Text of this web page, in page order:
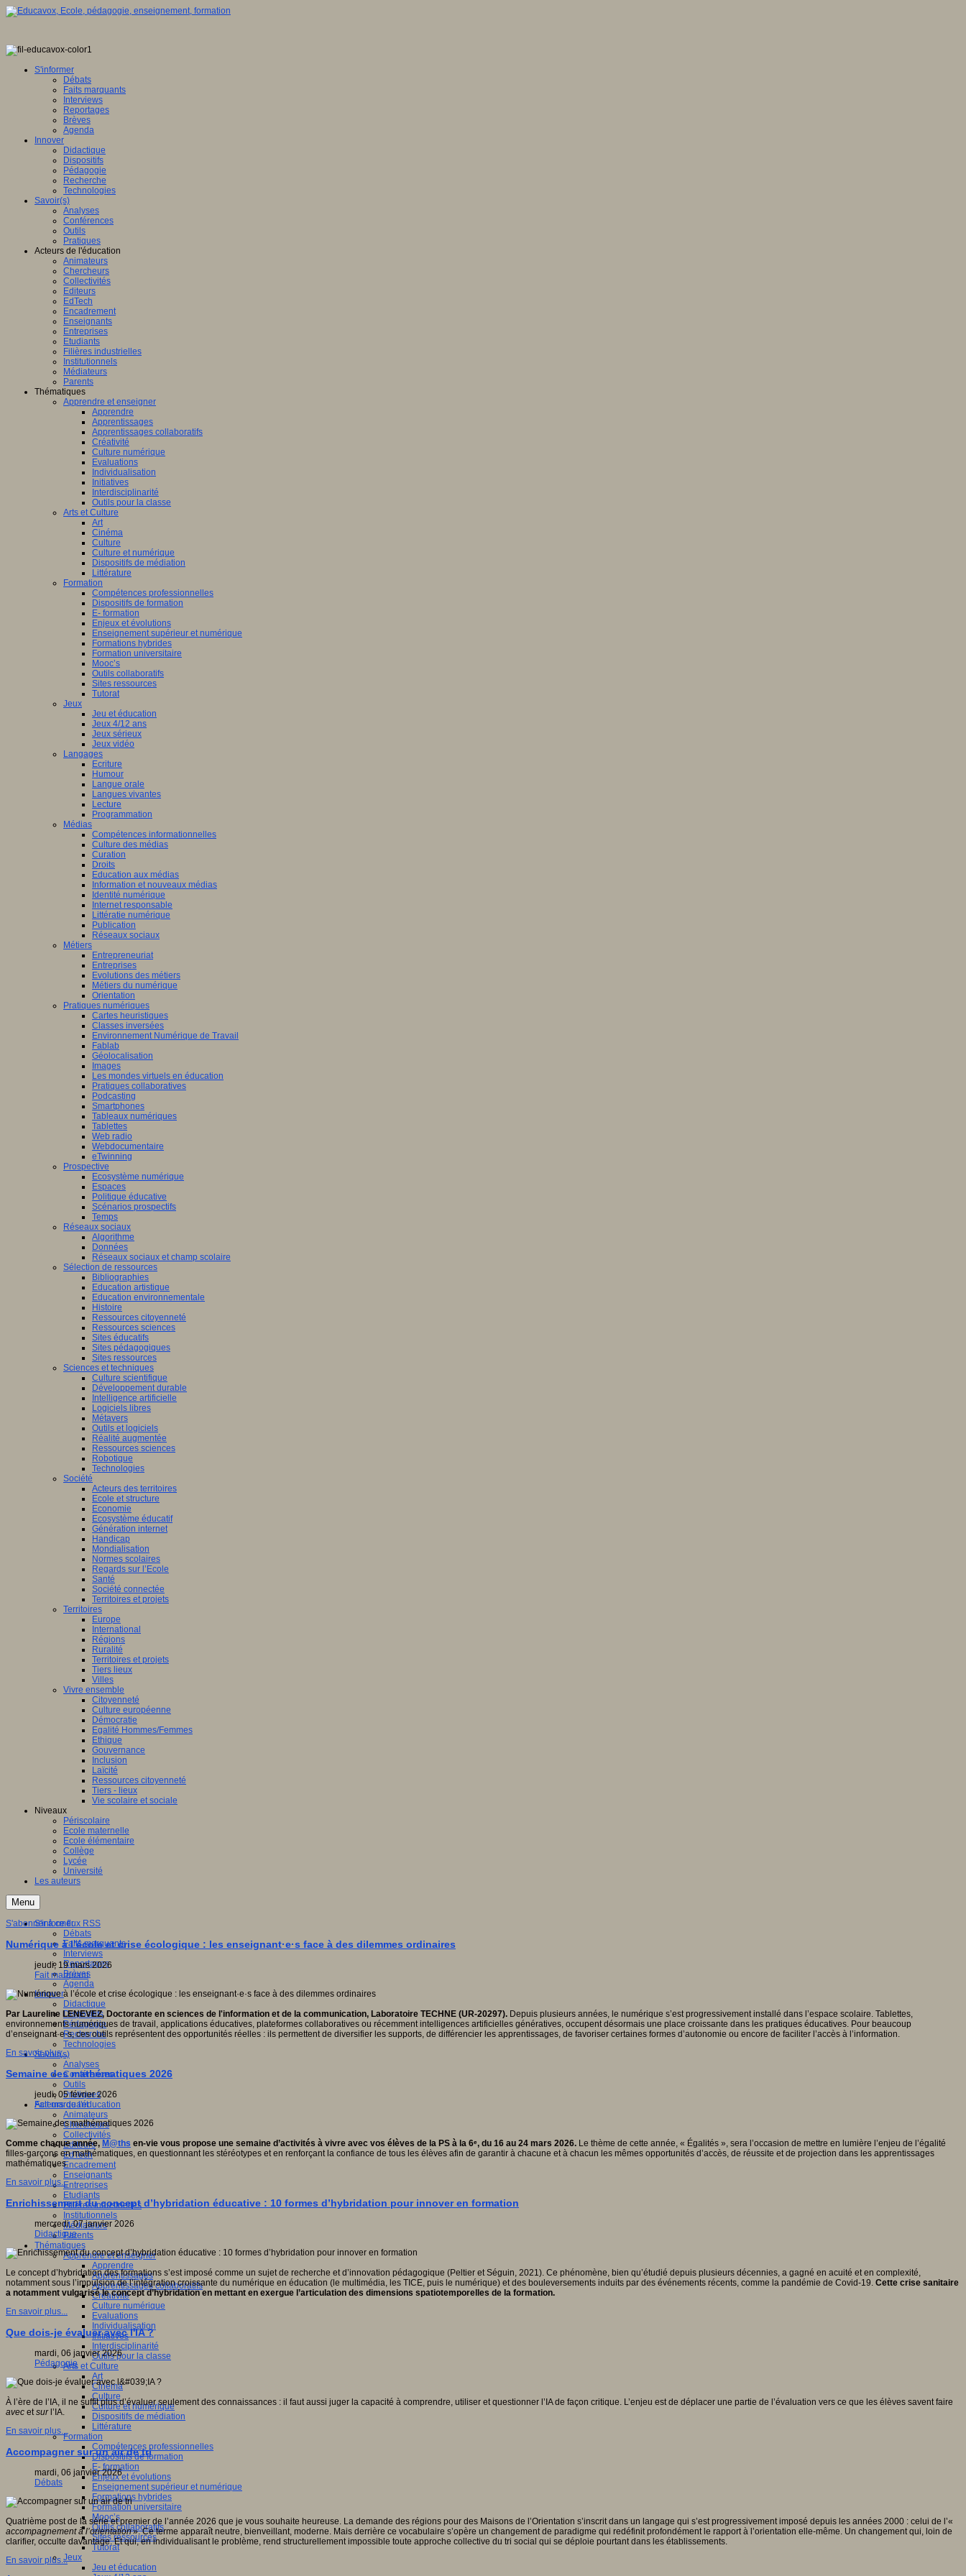
S'informer
Débats
Faits marquants
Interviews
Reportages
Brèves
Agenda
Innover
Didactique
Dispositifs
Pédagogie
Recherche
Technologies
Savoir(s)
Analyses
Conférences
Outils
Pratiques
Acteurs de l'éducation
Animateurs
Chercheurs
Collectivités
Editeurs
EdTech
Encadrement
Enseignants
Entreprises
Etudiants
Filières industrielles
Institutionnels
Médiateurs
Parents
Thématiques
Apprendre et enseigner
Apprendre
Apprentissages
Apprentissages collaboratifs
Créativité
Culture numérique
Evaluations
Individualisation
Initiatives
Interdisciplinarité
Outils pour la classe
Arts et Culture
Art
Cinéma
Culture
Culture et numérique
Dispositifs de médiation
Littérature
Formation
Compétences professionnelles
Dispositifs de formation
E- formation
Enjeux et évolutions
Enseignement supérieur et numérique
Formations hybrides
Formation universitaire
Mooc’s
Outils collaboratifs
Sites ressources
Tutorat
Jeux
Jeu et éducation
Jeux 4/12 ans
Jeux sérieux
Jeux vidéo
Langages
Ecriture
Humour
Langue orale
Langues vivantes
Lecture
Programmation
Médias
Compétences informationnelles
Culture des médias
Curation
Droits
Education aux médias
Information et nouveaux médias
Identité numérique
Internet responsable
Littératie numérique
Publication
Réseaux sociaux
Métiers
Entrepreneuriat
Entreprises
Evolutions des métiers
Métiers du numérique
Orientation
Pratiques numériques
Cartes heuristiques
Classes inversées
Environnement Numérique de Travail
Fablab
Géolocalisation
Images
Les mondes virtuels en éducation
Pratiques collaboratives
Podcasting
Smartphones
Tableaux numériques
Tablettes
Web radio
Webdocumentaire
eTwinning
Prospective
Ecosystème numérique
Espaces
Politique éducative
Scénarios prospectifs
Temps
Réseaux sociaux
Algorithme
Données
Réseaux sociaux et champ scolaire
Sélection de ressources
Bibliographies
Education artistique
Education environnementale
Histoire
Ressources citoyenneté
Ressources sciences
Sites éducatifs
Sites pédagogiques
Sites ressources
Sciences et techniques
Culture scientifique
Développement durable
Intelligence artificielle
Logiciels libres
Métavers
Outils et logiciels
Réalité augmentée
Ressources sciences
Robotique
Technologies
Société
Acteurs des territoires
Ecole et structure
Economie
Ecosystème éducatif
Génération internet
Handicap
Mondialisation
Normes scolaires
Regards sur l’Ecole
Santé
Société connectée
Territoires et projets
Territoires
Europe
International
Régions
Ruralité
Territoires et projets
Tiers lieux
Villes
Vivre ensemble
Citoyenneté
Culture européenne
Démocratie
Egalité Hommes/Femmes
Ethique
Gouvernance
Inclusion
Laïcité
Ressources citoyenneté
Tiers - lieux
Vie scolaire et sociale
Niveaux
Périscolaire
Ecole maternelle
Ecole élémentaire
Collège
Lycée
Université
Les auteurs
Menu
S'informer
Débats
Faits marquants
Interviews
Reportages
Brèves
Agenda
Innover
Didactique
Dispositifs
Pédagogie
Recherche
Technologies
Savoir(s)
Analyses
Conférences
Outils
Pratiques
Acteurs de l'éducation
Animateurs
Chercheurs
Collectivités
Editeurs
EdTech
Encadrement
Enseignants
Entreprises
Etudiants
Filières industrielles
Institutionnels
Médiateurs
Parents
Thématiques
Apprendre et enseigner
Apprendre
Apprentissages
Apprentissages collaboratifs
Créativité
Culture numérique
Evaluations
Individualisation
Initiatives
Interdisciplinarité
Outils pour la classe
Arts et Culture
Art
Cinéma
Culture
Culture et numérique
Dispositifs de médiation
Littérature
Formation
Compétences professionnelles
Dispositifs de formation
E- formation
Enjeux et évolutions
Enseignement supérieur et numérique
Formations hybrides
Formation universitaire
Mooc’s
Outils collaboratifs
Sites ressources
Tutorat
Jeux
Jeu et éducation
S'abonner à ce flux RSS
Numérique à l’école et crise écologique : les enseignant·e·s face à des dilemmes ordinaires
jeudi, 19 mars 2026
Fait marquant
Par Laureline LENEVEZ, Doctorante en sciences de l'information et de la communication, Laboratoire TECHNE (UR-20297). Depuis plusieurs années, le numérique s’est progressivement installé dans l’espace scolaire. Tablettes,
environnements numériques de travail, applications éducatives, plateformes collaboratives ou récemment intelligences artificielles génératives, occupent désormais une place croissante dans les pratiques éducatives. Pour beaucoup
d’enseignant·e·s, ces outils représentent des opportunités réelles : ils permettent de diversifier les supports, de différencier les apprentissages, de favoriser certaines formes d’autonomie ou encore de faciliter l’accès à l’information.
En savoir plus...
Semaine des mathématiques 2026
jeudi, 05 février 2026
Fait marquant
Comme chaque année, M@ths en-vie vous propose une semaine d’activités à vivre avec vos élèves de la PS à la 6ᵉ, du 16 au 24 mars 2026. Le thème de cette année, « Égalités », sera l’occasion de mettre en lumière l’enjeu de l’égalité
filles-garçons en mathématiques, en questionnant les stéréotypes et en renforçant la confiance de tous les élèves afin de garantir à chacune et à chacun les mêmes opportunités d’accès, de réussite et de projection dans les apprentissages
mathématiques.
En savoir plus...
Enrichissement du concept d’hybridation éducative : 10 formes d’hybridation pour innover en formation
mercredi, 07 janvier 2026
Didactique
Le concept d’hybridation des formations s’est imposé comme un sujet de recherche et d’innovation pédagogique (Peltier et Séguin, 2021). Ce phénomène, bien qu’étudié depuis plusieurs décennies, a gagné en acuité et en complexité,
notamment sous l’impulsion de l’intégration croissante du numérique en éducation (le multimédia, les TICE, puis le numérique) et des bouleversements induits par des événements récents, comme la pandémie de Covid-19. Cette crise sanitaire
a notamment vulgarisé le concept d’hybridation en mettant en exergue l’articulation des dimensions spatiotemporelles de la formation.
En savoir plus...
Que dois-je évaluer avec l'IA ?
mardi, 06 janvier 2026
Pédagogie
À l’ère de l’IA, il ne suffit plus d’évaluer seulement des connaissances : il faut aussi juger la capacité à comprendre, utiliser et questionner l’IA de façon critique. L’enjeu est de déplacer une partie de l’évaluation vers ce que les élèves savent faire
avec etsurl’IA.
En savoir plus...
Accompagner sur un air de tri
mardi, 06 janvier 2026
Débats
Quatrième post de la série et premier de l’année 2026 que je vous souhaite heureuse. La demande des régions pour des Maisons de l’Orientation s’inscrit dans un langage qui s’est progressivement imposé depuis les années 2000 : celui de l’«
accompagnement à l’orientation». Ce terme apparaît neutre, bienveillant, moderne. Mais derrière ce vocabulaire s’opère un changement de paradigme qui redéfinit profondément le rapport à l’orientation elle-même. Un changement qui, loin de
clarifier, occulte davantage. Et qui, en individualisant le problème, rend structurellement impossible toute approche collective du tri social qui se déploie pourtant dans les établissements.
En savoir plus...